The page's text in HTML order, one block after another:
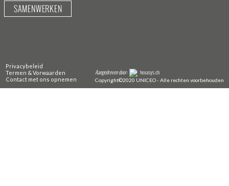
SAMENWERKEN
Privacybeleid
Termen & Vorwaarden
Contact met ons opnemen
Aangedreven door: hexasys.ch
Copyright©2020 UNICEO - Alle rechten voorbehouden